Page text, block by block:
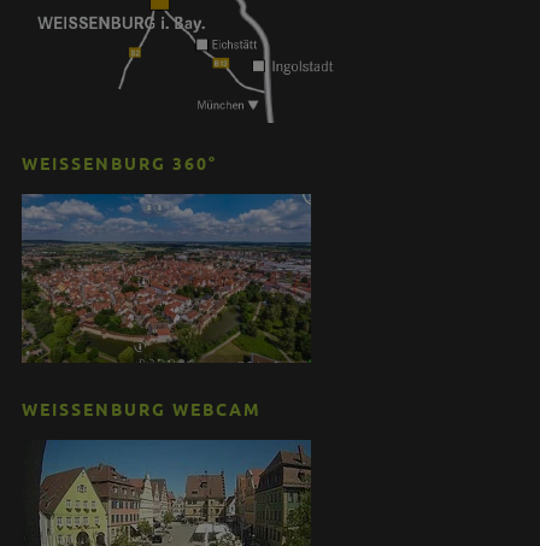
WEISSENBURG 360°
WEISSENBURG WEBCAM